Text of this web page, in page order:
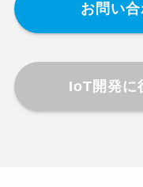
お問い
IoT開発に